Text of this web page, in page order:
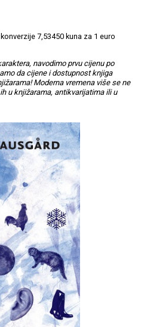
7,53450 kuna za 1 euro
navodimo prvu cijenu po
da cijene i dostupnost knjiga
Moderna vremena više se ne
u knjižarama, antikvarijatima ili u